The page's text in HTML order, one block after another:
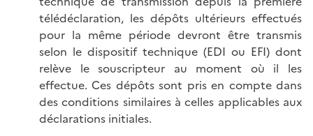
télédéclaration, les dépôts ultérieurs effectués
pour la même période devront être transmis
selon le dispositif technique (EDI ou EFI) dont
relève le souscripteur au moment où il les
effectue. Ces dépôts sont pris en compte dans
des conditions similaires à celles applicables aux
déclarations initiales.